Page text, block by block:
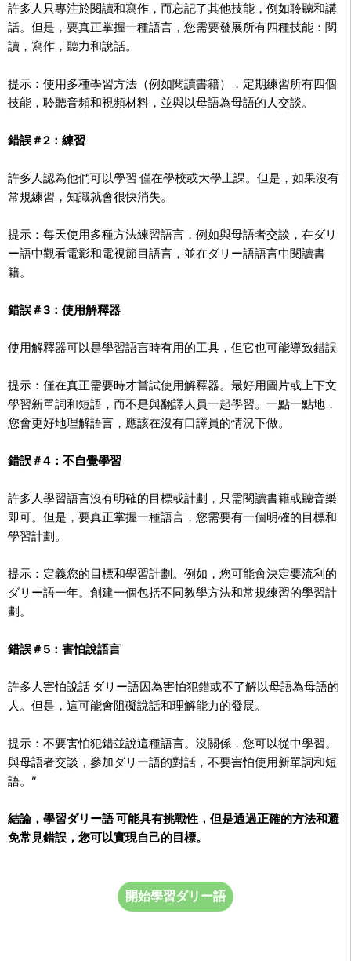
許多人只專注於閱讀和寫作，而忘記了其他技能，例如聆聽和講
話。但是，要真正掌握一種語言，您需要發展所有四種技能：閱
讀，寫作，聽力和說話。
提示：使用多種學習方法（例如閱讀書籍），定期練習所有四個
技能，聆聽音頻和視頻材料，並與以母語為母語的人交談。
錯誤＃2：練習
許多人認為他們可以學習 僅在學校或大學上課。但是，如果沒有
常規練習，知識就會很快消失。
提示：每天使用多種方法練習語言，例如與母語者交談，在ダリ
ー語中觀看電影和電視節目語言，並在ダリー語語言中閱讀書
籍。
錯誤＃3：使用解釋器
使用解釋器可以是學習語言時有用的工具，但它也可能導致錯誤
提示：僅在真正需要時才嘗試使用解釋器。最好用圖片或上下文
學習新單詞和短語，而不是與翻譯人員一起學習。一點一點地，
您會更好地理解語言，應該在沒有口譯員的情況下做。
錯誤＃4：不自覺學習
許多人學習語言沒有明確的目標或計劃，只需閱讀書籍或聽音樂
即可。但是，要真正掌握一種語言，您需要有一個明確的目標和
學習計劃。
提示：定義您的目標和學習計劃。例如，您可能會決定要流利的
ダリー語一年。創建一個包括不同教學方法和常規練習的學習計
劃。
錯誤＃5：害怕說語言
許多人害怕說話 ダリー語因為害怕犯錯或不了解以母語為母語的
人。但是，這可能會阻礙說話和理解能力的發展。
提示：不要害怕犯錯並說這種語言。沒關係，您可以從中學習。
與母語者交談，參加ダリー語的對話，不要害怕使用新單詞和短
語。”
結論，學習ダリー語 可能具有挑戰性，但是通過正確的方法和避
免常見錯誤，您可以實現自己的目標。
開始學習ダリー語